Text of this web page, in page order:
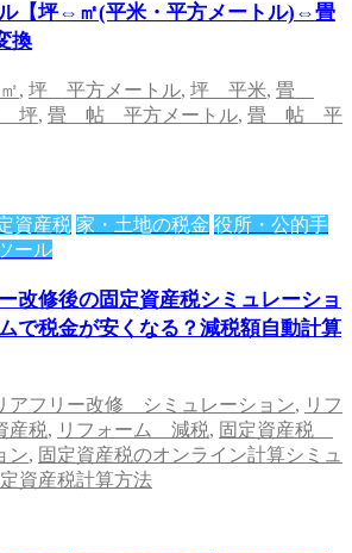
【坪⇔㎡(平米・平方メートル)⇔畳
換
, 坪 平方メートル, 坪 平米, 畳
坪, 畳 帖 平方メートル, 畳 帖 平
資産税 家・土地の税金 役所・公的手
ール
改修後の固定資産税シミュレーショ
で税金が安くなる？減税額自動計算
アフリー改修 シミュレーション, リフ
産税, リフォーム 減税, 固定資産税
ン, 固定資産税のオンライン計算シミュ
資産税計算方法